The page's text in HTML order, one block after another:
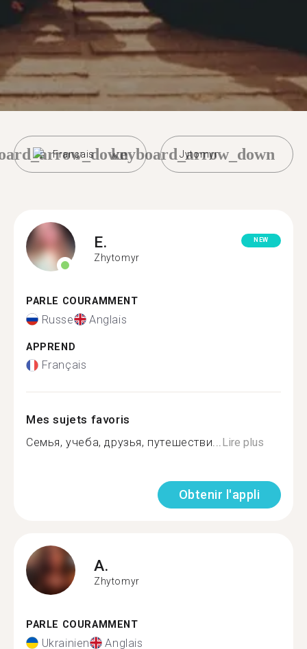
Français Jytomyr
keyboard_arrow_down
E.
Zhytomyr
NEW
PARLE COURAMMENT
Russe Anglais
APPREND
Français
Mes sujets favoris
Сeмья, учeба, друзья, путeшeстви...Lire plus
Obtenir l'appli
A.
Zhytomyr
PARLE COURAMMENT
Ukrainien Anglais